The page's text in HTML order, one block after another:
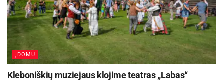
ĮDOMU
Kleboniškių muziejaus klojime teatras „Labas“